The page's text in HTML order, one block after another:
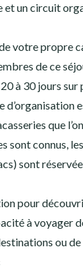
un circuit
votre propre
de ce
à 30 jours sur
d’organisation
que
sont connus,
sont
pour
à voyager
ou